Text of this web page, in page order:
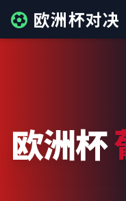
欧洲杯对决
欧洲杯